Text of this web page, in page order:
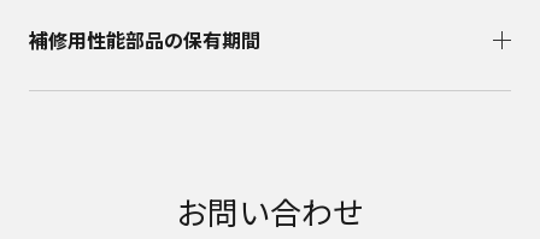
補修用性能部品の保有期間​
お問い合わせ